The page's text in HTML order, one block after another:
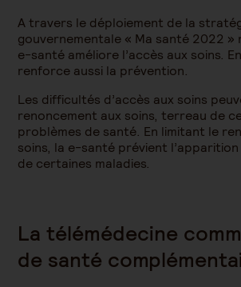
A travers le déploiement de la
gouvernementale « Ma santé 2022 »
e-santé améliore l’accès aux soins.
renforce aussi la prévention.
Les difficultés d’accès aux soins
renoncement aux soins, terreau de
problèmes de santé. En limitant le
soins, la e-santé prévient
de certaines maladies.
La télémédecine
de santé